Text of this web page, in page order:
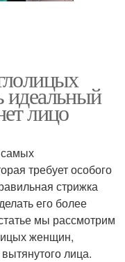
идеальный
лицо
требует особого
стрижка
его более
мы рассмотрим
женщин,
лица.